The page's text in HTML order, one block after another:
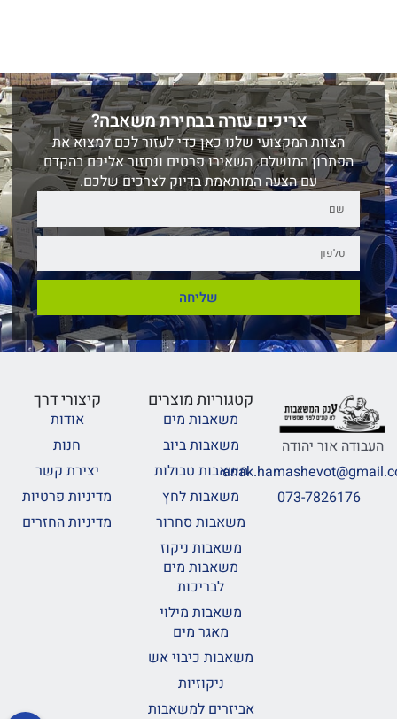
צריכים עזרה בבחירת משאבה?
הצוות המקצועי שלנו כאן כדי לעזור לכם למצוא את
הפתרון המושלם. השאירו פרטים ונחזור אליכם בהקדם
עם הצעה המותאמת בדיוק לצרכים שלכם.
שליחה
העבודה אור יהודה
073-7826176
קטגוריות מוצרים
משאבות מים
משאבות ביוב
משאבות טבולות
משאבות לחץ
משאבות סחרור
משאבות ניקוז
משאבות מים
לבריכות
משאבות מילוי
מאגר מים
משאבות כיבוי אש
ניקוזיות
אביזרים למשאבות
קיצורי דרך
אודות
חנות
יצירת קשר
מדיניות פרטיות
מדיניות החזרים